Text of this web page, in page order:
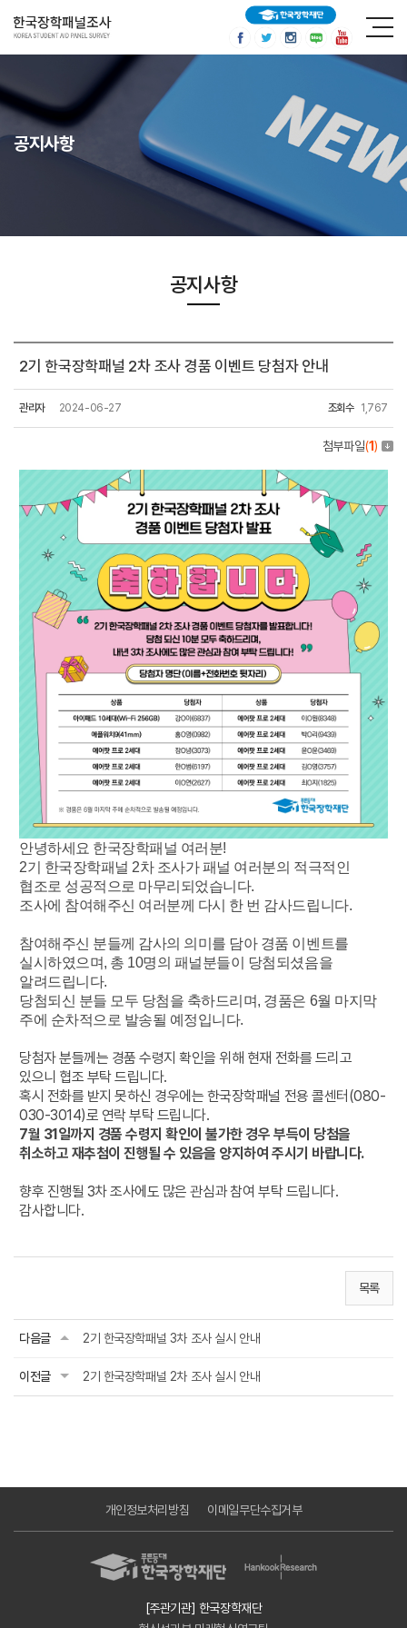
공지사항
공지사항
2기 한국장학패널 2차 조사 경품 이벤트 당첨자 안내
관리자 2024-06-27 조회수 1,767
첨부파일(1)
안녕하세요 한국장학패널 여러분!
2기 한국장학패널 2차 조사가 패널 여러분의 적극적인
협조로 성공적으로 마무리되었습니다.
조사에 참여해주신 여러분께 다시 한 번 감사드립니다.
참여해주신 분들께 감사의 의미를 담아 경품 이벤트를
실시하였으며, 총 10명의 패널분들이 당첨되셨음을
알려드립니다.
당첨되신 분들 모두 당첨을 축하드리며, 경품은 6월 마지막
주에 순차적으로 발송될 예정입니다.
당첨자 분들께는 경품 수령지 확인을 위해 현재 전화를 드리고
있으니 협조 부탁 드립니다.
혹시 전화를 받지 못하신 경우에는 한국장학패널 전용 콜센터(080-
030-3014)로 연락 부탁 드립니다.
7월 31일까지 경품 수령지 확인이 불가한 경우 부득이 당첨을
취소하고 재추첨이 진행될 수 있음을 양지하여 주시기 바랍니다.
향후 진행될 3차 조사에도 많은 관심과 참여 부탁 드립니다.
감사합니다.
목록
다음글 2기 한국장학패널 3차 조사 실시 안내
이전글 2기 한국장학패널 2차 조사 실시 안내
개인정보처리방침 이메일무단수집거부
[주관기관] 한국장학재단